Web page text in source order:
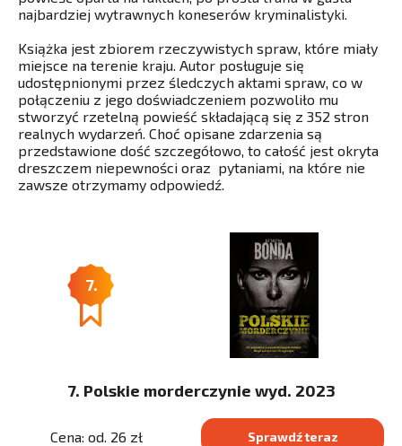
najbardziej wytrawnych koneserów kryminalistyki.
Książka jest zbiorem rzeczywistych spraw, które miały
miejsce na terenie kraju. Autor posługuje się
udostępnionymi przez śledczych aktami spraw, co w
połączeniu z jego doświadczeniem pozwoliło mu
stworzyć rzetelną powieść składającą się z 352 stron
realnych wydarzeń. Choć opisane zdarzenia są
przedstawione dość szczegółowo, to całość jest okryta
dreszczem niepewności oraz pytaniami, na które nie
zawsze otrzymamy odpowiedź.
7.
7. Polskie morderczynie wyd. 2023
Cena: od. 26 zł Sprawdź teraz